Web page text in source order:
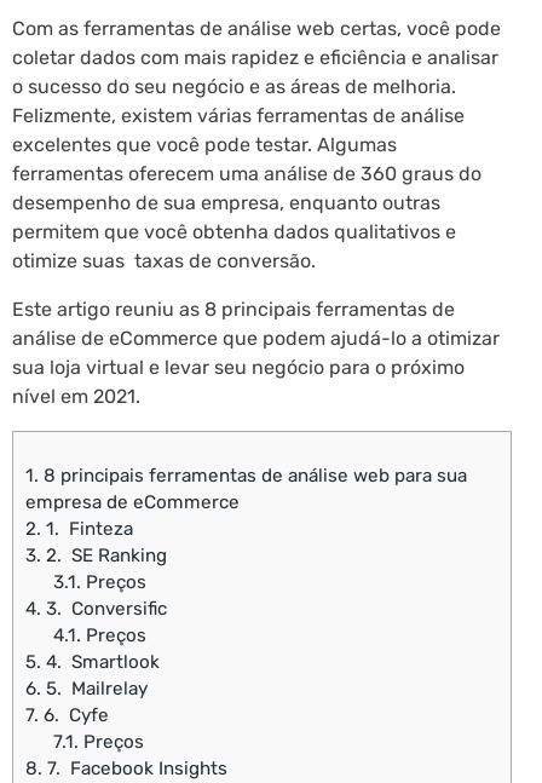
Com as ferramentas de análise web certas, você pode
coletar dados com mais rapidez e eficiência e analisar
o sucesso do seu negócio e as áreas de melhoria.
Felizmente, existem várias ferramentas de análise
excelentes que você pode testar. Algumas
ferramentas oferecem uma análise de 360 graus do
desempenho de sua empresa, enquanto outras
permitem que você obtenha dados qualitativos e
otimize suas taxas de conversão.
Este artigo reuniu as 8 principais ferramentas de
análise de eCommerce que podem ajudá-lo a otimizar
sua loja virtual e levar seu negócio para o próximo
nível em 2021.
1. 8 principais ferramentas de análise web para sua
empresa de eCommerce
2. 1. Finteza
3. 2. SE Ranking
3.1. Preços
4. 3. Conversific
4.1. Preços
5. 4. Smartlook
6. 5. Mailrelay
7. 6. Cyfe
7.1. Preços
8. 7. Facebook Insights